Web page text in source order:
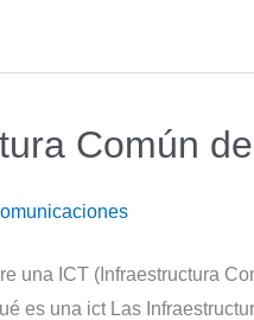
Común
una ICT (Infraestructura
es una ict Las